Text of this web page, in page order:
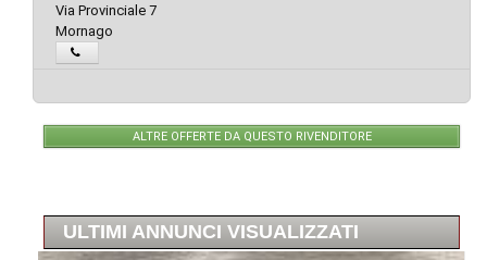
Via Provinciale 7
Mornago
ALTRE OFFERTE DA QUESTO RIVENDITORE
ULTIMI ANNUNCI VISUALIZZATI